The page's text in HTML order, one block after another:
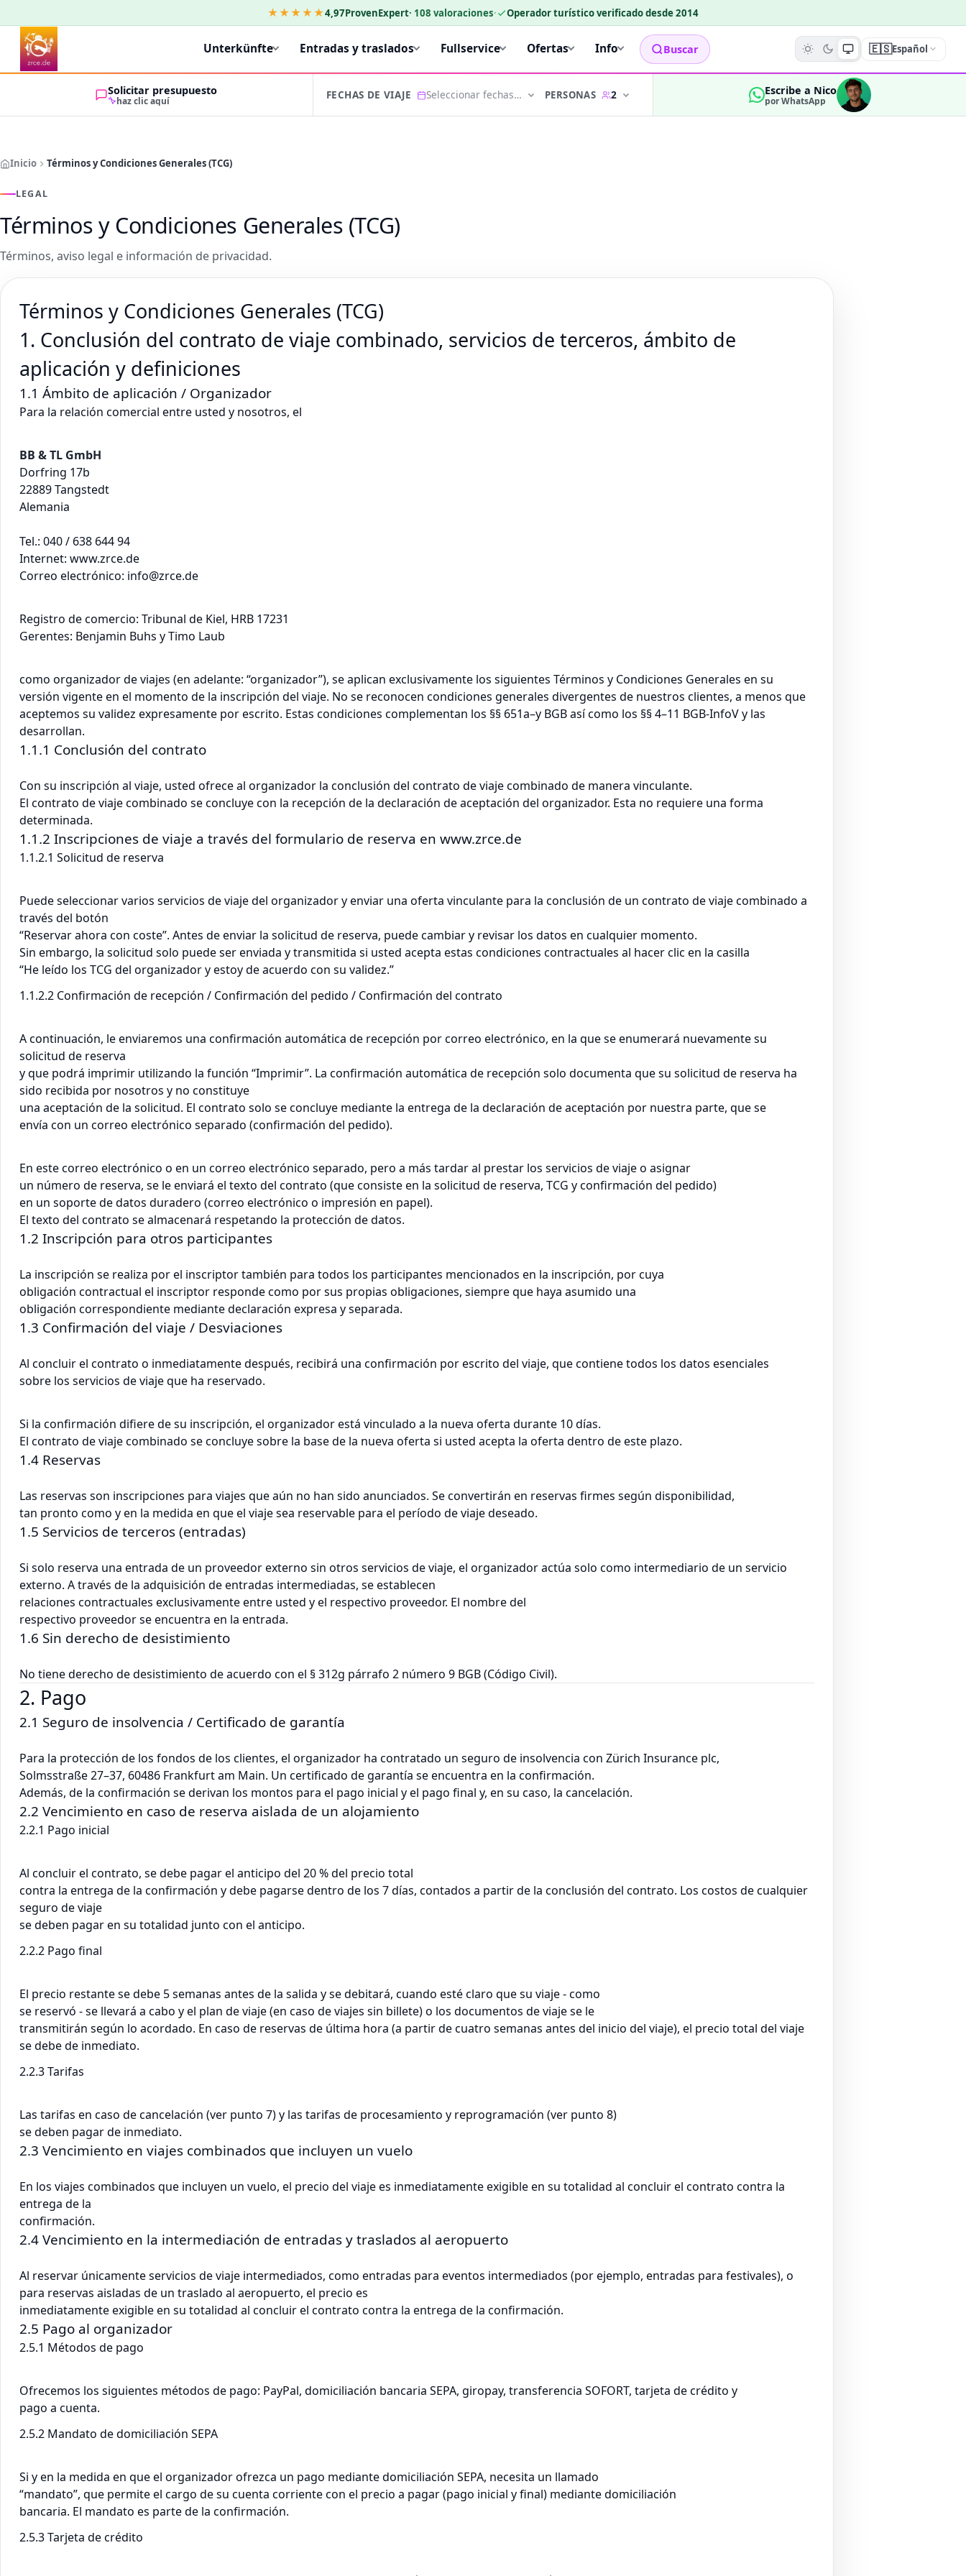
★★★★★4,97ProvenExpert· 108 valoraciones· Operador turístico verificado desde 2014
Unterkünfte Entradas y traslados Fullservice Ofertas Info Buscar 🇪🇸Español
Solicitar presupuesto
haz clic aquí FECHAS DE VIAJE Seleccionar fechas… PERSONAS 2 Escribe a Nico
por WhatsApp
Inicio Términos y Condiciones Generales (TCG)
LEGAL
Términos y Condiciones Generales (TCG)
Términos, aviso legal e información de privacidad.
Términos y Condiciones Generales (TCG)
1. Conclusión del contrato de viaje combinado, servicios de terceros, ámbito de
aplicación y definiciones
1.1 Ámbito de aplicación / Organizador
Para la relación comercial entre usted y nosotros, el
BB & TL GmbH
Dorfring 17b
22889 Tangstedt
Alemania
Tel.: 040 / 638 644 94
Internet: www.zrce.de
Correo electrónico: info@zrce.de
Registro de comercio: Tribunal de Kiel, HRB 17231
Gerentes: Benjamin Buhs y Timo Laub
como organizador de viajes (en adelante: “organizador”), se aplican exclusivamente los siguientes Términos y Condiciones Generales en su
versión vigente en el momento de la inscripción del viaje. No se reconocen condiciones generales divergentes de nuestros clientes, a menos que
aceptemos su validez expresamente por escrito. Estas condiciones complementan los §§ 651a–y BGB así como los §§ 4–11 BGB-InfoV y las
desarrollan.
1.1.1 Conclusión del contrato
Con su inscripción al viaje, usted ofrece al organizador la conclusión del contrato de viaje combinado de manera vinculante.
El contrato de viaje combinado se concluye con la recepción de la declaración de aceptación del organizador. Esta no requiere una forma
determinada.
1.1.2 Inscripciones de viaje a través del formulario de reserva en www.zrce.de
1.1.2.1 Solicitud de reserva
Puede seleccionar varios servicios de viaje del organizador y enviar una oferta vinculante para la conclusión de un contrato de viaje combinado a
través del botón
“Reservar ahora con coste”. Antes de enviar la solicitud de reserva, puede cambiar y revisar los datos en cualquier momento.
Sin embargo, la solicitud solo puede ser enviada y transmitida si usted acepta estas condiciones contractuales al hacer clic en la casilla
“He leído los TCG del organizador y estoy de acuerdo con su validez.”
1.1.2.2 Confirmación de recepción / Confirmación del pedido / Confirmación del contrato
A continuación, le enviaremos una confirmación automática de recepción por correo electrónico, en la que se enumerará nuevamente su
solicitud de reserva
y que podrá imprimir utilizando la función “Imprimir”. La confirmación automática de recepción solo documenta que su solicitud de reserva ha
sido recibida por nosotros y no constituye
una aceptación de la solicitud. El contrato solo se concluye mediante la entrega de la declaración de aceptación por nuestra parte, que se
envía con un correo electrónico separado (confirmación del pedido).
En este correo electrónico o en un correo electrónico separado, pero a más tardar al prestar los servicios de viaje o asignar
un número de reserva, se le enviará el texto del contrato (que consiste en la solicitud de reserva, TCG y confirmación del pedido)
en un soporte de datos duradero (correo electrónico o impresión en papel).
El texto del contrato se almacenará respetando la protección de datos.
1.2 Inscripción para otros participantes
La inscripción se realiza por el inscriptor también para todos los participantes mencionados en la inscripción, por cuya
obligación contractual el inscriptor responde como por sus propias obligaciones, siempre que haya asumido una
obligación correspondiente mediante declaración expresa y separada.
1.3 Confirmación del viaje / Desviaciones
Al concluir el contrato o inmediatamente después, recibirá una confirmación por escrito del viaje, que contiene todos los datos esenciales
sobre los servicios de viaje que ha reservado.
Si la confirmación difiere de su inscripción, el organizador está vinculado a la nueva oferta durante 10 días.
El contrato de viaje combinado se concluye sobre la base de la nueva oferta si usted acepta la oferta dentro de este plazo.
1.4 Reservas
Las reservas son inscripciones para viajes que aún no han sido anunciados. Se convertirán en reservas firmes según disponibilidad,
tan pronto como y en la medida en que el viaje sea reservable para el período de viaje deseado.
1.5 Servicios de terceros (entradas)
Si solo reserva una entrada de un proveedor externo sin otros servicios de viaje, el organizador actúa solo como intermediario de un servicio
externo. A través de la adquisición de entradas intermediadas, se establecen
relaciones contractuales exclusivamente entre usted y el respectivo proveedor. El nombre del
respectivo proveedor se encuentra en la entrada.
1.6 Sin derecho de desistimiento
No tiene derecho de desistimiento de acuerdo con el § 312g párrafo 2 número 9 BGB (Código Civil).
2. Pago
2.1 Seguro de insolvencia / Certificado de garantía
Para la protección de los fondos de los clientes, el organizador ha contratado un seguro de insolvencia con Zürich Insurance plc,
Solmsstraße 27–37, 60486 Frankfurt am Main. Un certificado de garantía se encuentra en la confirmación.
Además, de la confirmación se derivan los montos para el pago inicial y el pago final y, en su caso, la cancelación.
2.2 Vencimiento en caso de reserva aislada de un alojamiento
2.2.1 Pago inicial
Al concluir el contrato, se debe pagar el anticipo del 20 % del precio total
contra la entrega de la confirmación y debe pagarse dentro de los 7 días, contados a partir de la conclusión del contrato. Los costos de cualquier
seguro de viaje
se deben pagar en su totalidad junto con el anticipo.
2.2.2 Pago final
El precio restante se debe 5 semanas antes de la salida y se debitará, cuando esté claro que su viaje - como
se reservó - se llevará a cabo y el plan de viaje (en caso de viajes sin billete) o los documentos de viaje se le
transmitirán según lo acordado. En caso de reservas de última hora (a partir de cuatro semanas antes del inicio del viaje), el precio total del viaje
se debe de inmediato.
2.2.3 Tarifas
Las tarifas en caso de cancelación (ver punto 7) y las tarifas de procesamiento y reprogramación (ver punto 8)
se deben pagar de inmediato.
2.3 Vencimiento en viajes combinados que incluyen un vuelo
En los viajes combinados que incluyen un vuelo, el precio del viaje es inmediatamente exigible en su totalidad al concluir el contrato contra la
entrega de la
confirmación.
2.4 Vencimiento en la intermediación de entradas y traslados al aeropuerto
Al reservar únicamente servicios de viaje intermediados, como entradas para eventos intermediados (por ejemplo, entradas para festivales), o
para reservas aisladas de un traslado al aeropuerto, el precio es
inmediatamente exigible en su totalidad al concluir el contrato contra la entrega de la confirmación.
2.5 Pago al organizador
2.5.1 Métodos de pago
Ofrecemos los siguientes métodos de pago: PayPal, domiciliación bancaria SEPA, giropay, transferencia SOFORT, tarjeta de crédito y
pago a cuenta.
2.5.2 Mandato de domiciliación SEPA
Si y en la medida en que el organizador ofrezca un pago mediante domiciliación SEPA, necesita un llamado
“mandato”, que permite el cargo de su cuenta corriente con el precio a pagar (pago inicial y final) mediante domiciliación
bancaria. El mandato es parte de la confirmación.
2.5.3 Tarjeta de crédito